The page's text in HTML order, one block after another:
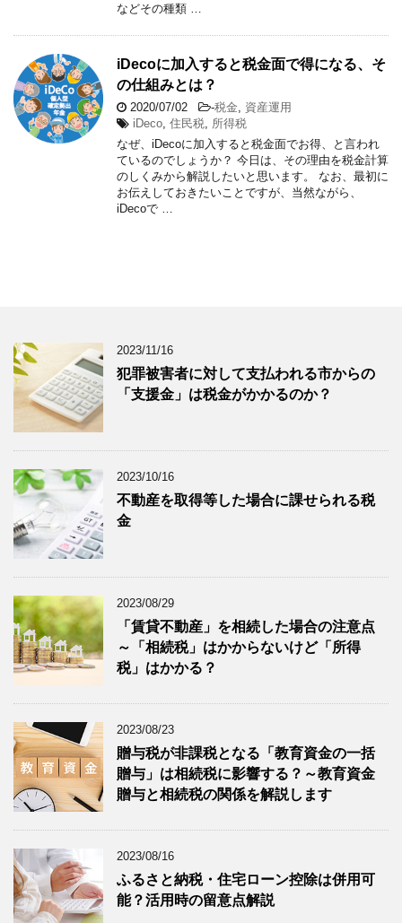
などその種類 …
iDecoに加入すると税金面で得になる、そ
の仕組みとは？
2020/07/02 -税金
資産運用
iDeco 住民税
所得税
なぜ、iDecoに加入すると税金面でお得、と言われ
ているのでしょうか？ 今日は、その理由を税金計算
のしくみから解説したいと思います。 なお、最初に
お伝えしておきたいことですが、当然ながら、
iDecoで …
2023/11/16
犯罪被害者に対して支払われる市からの
「支援金」は税金がかかるのか？
2023/10/16
不動産を取得等した場合に課せられる税
金
2023/08/29
「賃貸不動産」を相続した場合の注意点
～「相続税」はかからないけど「所得
税」はかかる？
2023/08/23
贈与税が非課税となる「教育資金の一括
贈与」は相続税に影響する？～教育資金
贈与と相続税の関係を解説します
2023/08/16
ふるさと納税・住宅ローン控除は併用可
能？活用時の留意点解説